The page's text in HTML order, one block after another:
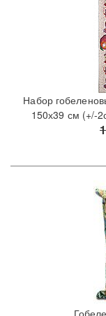
Набор
150х39 см (+/-